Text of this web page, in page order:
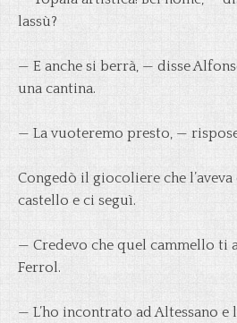
lassù?
— E anche si berrà, — disse
una cantina.
— La vuoteremo presto, —
Congedò il giocoliere che
castello e ci seguì.
— Credevo che quel cammello ti
Ferrol.
— L’ho incontrato ad Altessano e